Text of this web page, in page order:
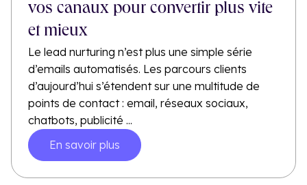
vos canaux pour convertir plus vite
et mieux
Le lead nurturing n’est plus une simple série
d’emails automatisés. Les parcours clients
d’aujourd’hui s’étendent sur une multitude de
points de contact : email, réseaux sociaux,
chatbots, publicité ...
En savoir plus